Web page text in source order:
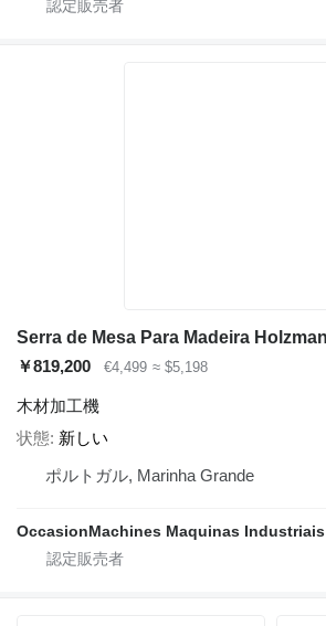
￥819,200 €4,499 ≈ $5,198
木材加工機
状態 新しい
ポルトガル, Marinha Grande
OccasionMachines Maquinas Industriais